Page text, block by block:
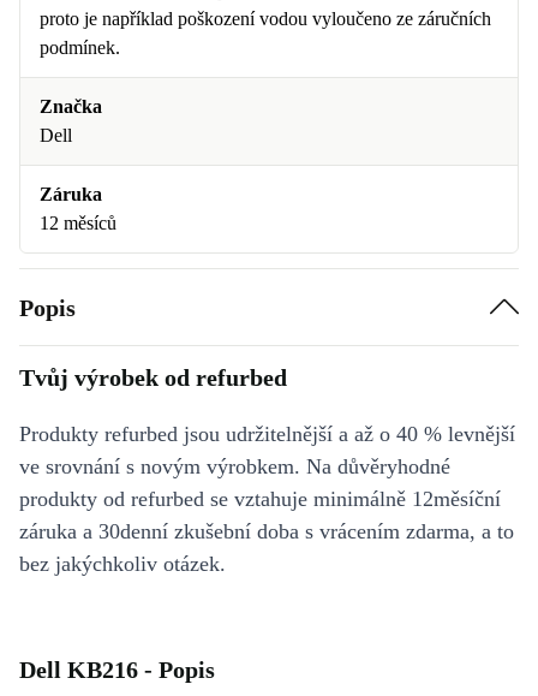
proto je například poškození vodou vyloučeno ze záručních
podmínek.
Značka
Dell
Záruka
12 měsíců
Popis
Tvůj výrobek od refurbed
Produkty refurbed jsou udržitelnější a až o 40 % levnější
ve srovnání s novým výrobkem. Na důvěryhodné
produkty od refurbed se vztahuje minimálně 12měsíční
záruka a 30denní zkušební doba s vrácením zdarma, a to
bez jakýchkoliv otázek.
Dell KB216 - Popis